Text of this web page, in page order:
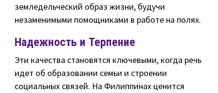
земледельческий образ жизни, будучи
незаменимыми помощниками в работе на полях.
Надежность и Терпение
Эти качества становятся ключевыми, когда речь
идет об образовании семьи и строении
социальных связей. На Филиппинах ценится